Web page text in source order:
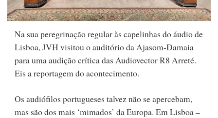
Na sua peregrinação regular às capelinhas do áudio de
Lisboa, JVH visitou o auditório da Ajasom-Damaia
para uma audição crítica das Audiovector R8 Arreté.
Eis a reportagem do acontecimento.
Os audiófilos portugueses talvez não se apercebam,
mas são dos mais ‘mimados’ da Europa. Em Lisboa –